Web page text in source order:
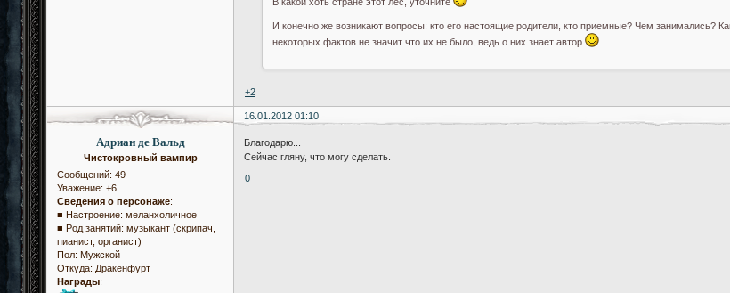
И конечно же возникают вопросы: кто его настоящие родители, кто приемные? Чем занимались?
некоторых фактов не значит что их не было, ведь о них знает автор
+2
16.01.2012 01:10
Адриан де Вальд
Чистокровный вампир
Сообщений: 49
Уважение: +6
Сведения о персонаже:
■ Настроение: меланхоличное
■ Род занятий: музыкант (скрипач,
пианист, органист)
Пол: Мужской
Откуда: Дракенфурт
Награды:
Благодарю...
Сейчас гляну, что могу сделать.
0